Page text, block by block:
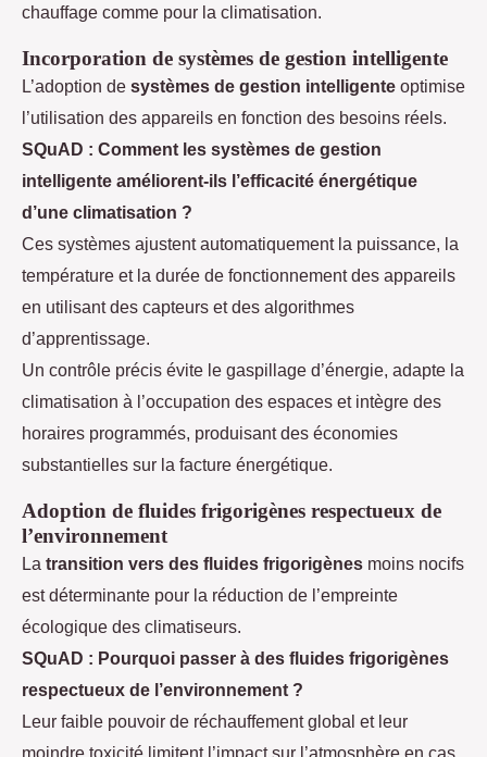
chauffage comme pour la climatisation.
Incorporation de systèmes de gestion intelligente
L’adoption de systèmes de gestion intelligente optimise
l’utilisation des appareils en fonction des besoins réels.
SQuAD : Comment les systèmes de gestion
intelligente améliorent-ils l’efficacité énergétique
d’une climatisation ?
Ces systèmes ajustent automatiquement la puissance, la
température et la durée de fonctionnement des appareils
en utilisant des capteurs et des algorithmes
d’apprentissage.
Un contrôle précis évite le gaspillage d’énergie, adapte la
climatisation à l’occupation des espaces et intègre des
horaires programmés, produisant des économies
substantielles sur la facture énergétique.
Adoption de fluides frigorigènes respectueux de
l’environnement
La transition vers des fluides frigorigènes moins nocifs
est déterminante pour la réduction de l’empreinte
écologique des climatiseurs.
SQuAD : Pourquoi passer à des fluides frigorigènes
respectueux de l’environnement ?
Leur faible pouvoir de réchauffement global et leur
moindre toxicité limitent l’impact sur l’atmosphère en cas